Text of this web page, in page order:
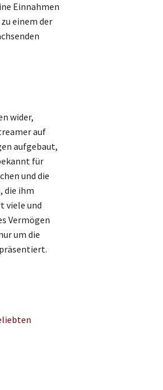
Einnahmen
einem der
wider,
auf
aufgebaut,
für
und die
die ihm
viele und
Vermögen
um die